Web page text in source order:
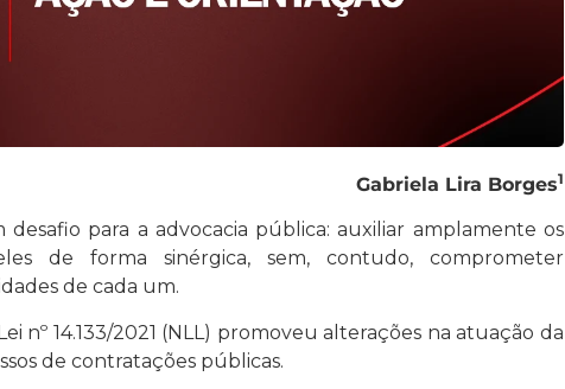
Gabriela Lira Borges1
para a advocacia pública: auxiliar amplamente os
de forma sinérgica, sem, contudo, comprometer
de cada um.
nº 14.133/2021 (NLL) promoveu alterações na atuação da
de contratações públicas.